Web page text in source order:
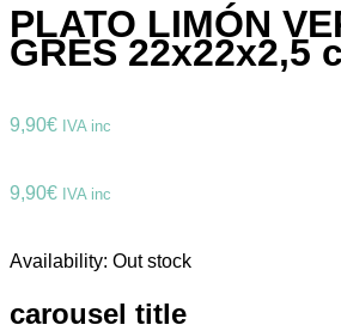
PLATO LIMÓN
GRES 22x22x2,5
9,90€ IVA inc
9,90€ IVA inc
Availability: Out stock
carousel title